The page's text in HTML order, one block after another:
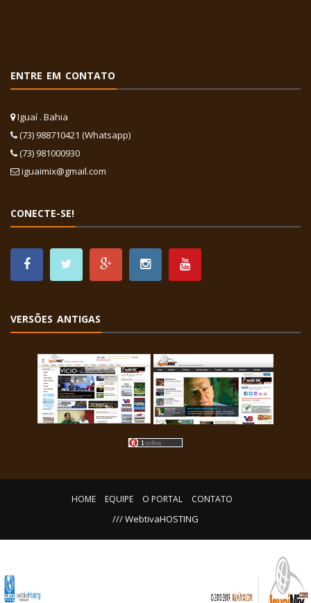
ENTRE EM CONTATO
Iguaí . Bahia
(73) 988710421 (Whatsapp)
(73) 981000930
iguaimix@gmail.com
CONECTE-SE!
VERSÕES ANTIGAS
HOME EQUIPE O PORTAL CONTATO
/// WebtivaHOSTING